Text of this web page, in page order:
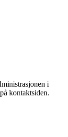
i
kontaktsiden.